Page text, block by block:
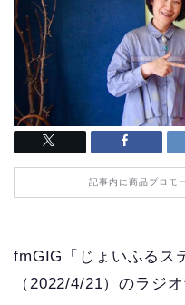
記事内に商品プロモ
fmGIG「じょいふるス
（2022/4/21）のラジ